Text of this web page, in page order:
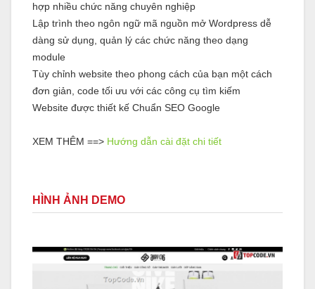
hợp nhiều chức năng chuyên nghiệp
Lập trình theo ngôn ngữ mã nguồn mở Wordpress dễ
dàng sử dụng, quản lý các chức năng theo dạng
module
Tùy chỉnh website theo phong cách của bạn một cách
đơn giản, code tối ưu với các công cụ tìm kiếm
Website được thiết kế Chuẩn SEO Google
XEM THÊM ==> Hướng dẫn cài đặt chi tiết
HÌNH ẢNH DEMO